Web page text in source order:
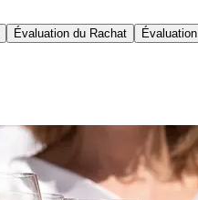
Évaluation du Rachat Évaluation